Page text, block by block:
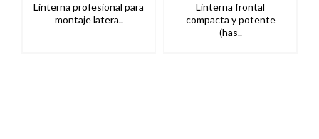
Linterna profesional para
montaje latera..
Linterna frontal
compacta y potente
(has..